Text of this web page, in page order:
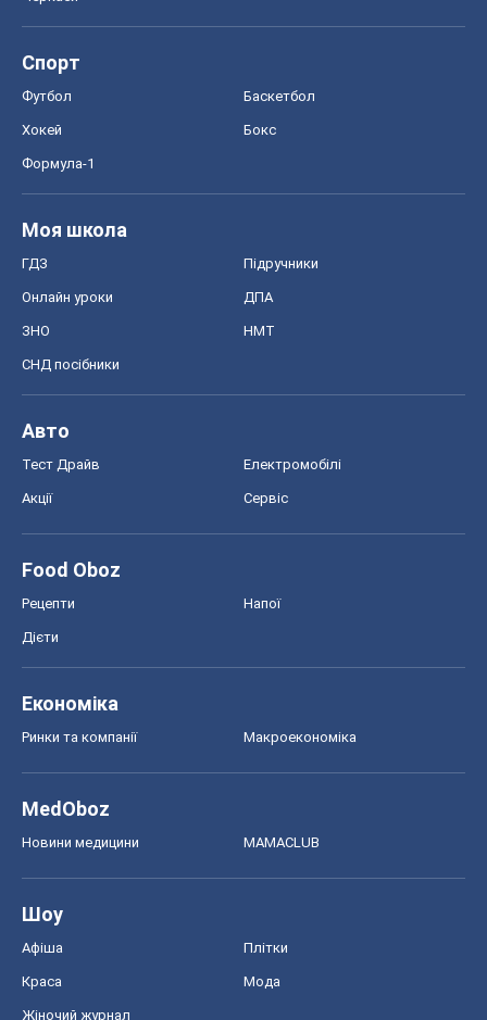
Спорт
Футбол Баскетбол
Хокей Бокс
Формула-1
Моя школа
ГДЗ Підручники
Онлайн уроки ДПА
ЗНО НМТ
СНД посібники
Авто
Тест Драйв Електромобілі
Акції Сервіс
Food Oboz
Рецепти Напої
Дієти
Економіка
Ринки та компанії Макроекономіка
MedOboz
Новини медицини MAMACLUB
Шоу
Афіша Плітки
Краса Мода
Жіночий журнал